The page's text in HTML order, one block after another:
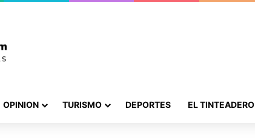
OPINION TURISMO DEPORTES EL TINTEADERO